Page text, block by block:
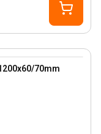
70mm